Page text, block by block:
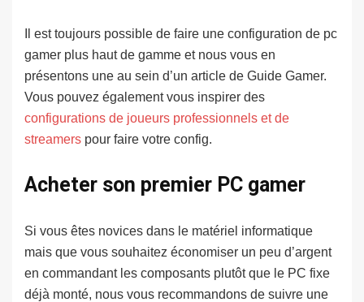
Il est toujours possible de faire une configuration de pc
gamer plus haut de gamme et nous vous en
présentons une au sein d’un article de Guide Gamer.
Vous pouvez également vous inspirer des
configurations de joueurs professionnels et de
streamers pour faire votre config.
Acheter son premier PC gamer
Si vous êtes novices dans le matériel informatique
mais que vous souhaitez économiser un peu d’argent
en commandant les composants plutôt que le PC fixe
déjà monté, nous vous recommandons de suivre une